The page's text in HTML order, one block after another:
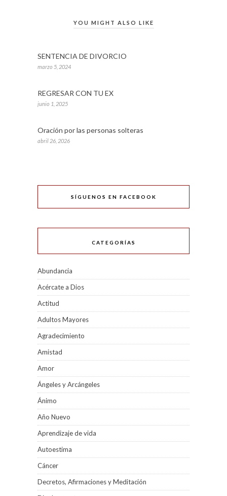
YOU MIGHT ALSO LIKE
SENTENCIA DE DIVORCIO
marzo 5, 2024
REGRESAR CON TU EX
junio 1, 2025
Oración por las personas solteras
abril 26, 2026
SÍGUENOS EN FACEBOOK
CATEGORÍAS
Abundancia
Acércate a Dios
Actitud
Adultos Mayores
Agradecimiento
Amistad
Amor
Ángeles y Arcángeles
Ánimo
Año Nuevo
Aprendizaje de vida
Autoestima
Cáncer
Decretos, Afirmaciones y Meditación